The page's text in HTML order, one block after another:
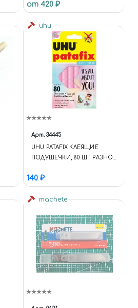
от 420 ₽
uhu
Арт. 34445
UHU PATAFIX КЛЕЯЩИЕ
ПОДУШЕЧКИ, 80 ШТ РАЗНОЕ
АФТЕРМАРКЕТ,
МИНИАТЮРЫ, ХИМИЯ И Т.Д.)
140 ₽
machete